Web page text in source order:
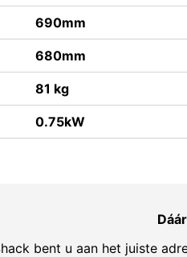
690mm
680mm
81 kg
0.75kW
bent u aan het juiste